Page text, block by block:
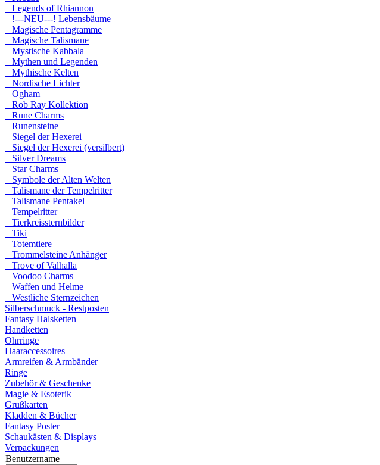
Legends of Rhiannon
!---NEU---! Lebensbäume
Magische Pentagramme
Magische Talismane
Mystische Kabbala
Mythen und Legenden
Mythische Kelten
Nordische Lichter
Ogham
Rob Ray Kollektion
Rune Charms
Runensteine
Siegel der Hexerei
Siegel der Hexerei (versilbert)
Silver Dreams
Star Charms
Symbole der Alten Welten
Talismane der Tempelritter
Talismane Pentakel
Tempelritter
Tierkreissternbilder
Tiki
Totemtiere
Trommelsteine Anhänger
Trove of Valhalla
Voodoo Charms
Waffen und Helme
Westliche Sternzeichen
Silberschmuck - Restposten
Fantasy Halsketten
Handketten
Ohrringe
Haaraccessoires
Armreifen & Armbänder
Ringe
Zubehör & Geschenke
Magie & Esoterik
Grußkarten
Kladden & Bücher
Fantasy Poster
Schaukästen & Displays
Verpackungen
Benutzername